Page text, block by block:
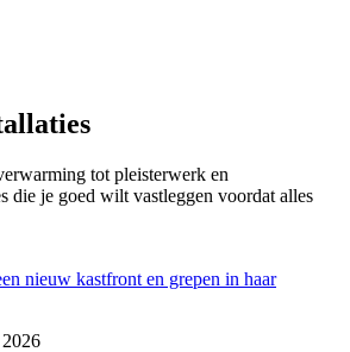
tot pleisterwerk en
die je goed wilt vastleggen voordat alles